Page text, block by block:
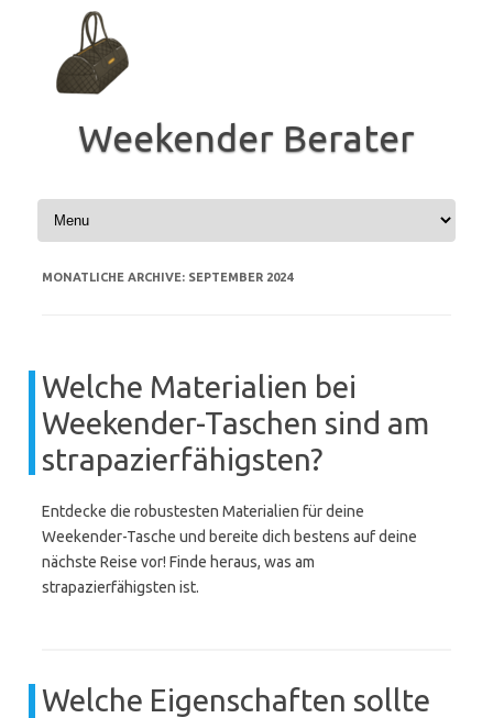
springen
Weekender Berater
MONATLICHE ARCHIVE: SEPTEMBER 2024
Welche Materialien bei
Weekender-Taschen sind am
strapazierfähigsten?
Entdecke die robustesten Materialien für deine
Weekender-Tasche und bereite dich bestens auf deine
nächste Reise vor! Finde heraus, was am
strapazierfähigsten ist.
Welche Eigenschaften sollte